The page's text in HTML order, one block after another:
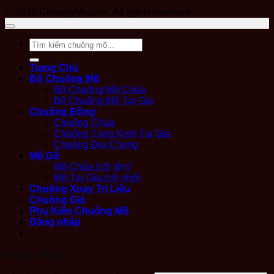
© 2026 ChuongMo.com. All rights reserved
Tìm
kiếm:
Trang Chủ
Bộ Chuông Mõ
Bộ Chuông Mõ Chùa
Bộ Chuông Mõ Tại Gia
Chuông Đồng
Chuông Chùa
Chuông Tụng Kinh Tại Gia
Chuông Địa Chung
Mõ Gỗ
Mõ Chùa (cỡ lớn)
Mõ Tại Gia (cỡ nhỏ)
Chuông Xoay Trị Liệu
Chuông Gió
Phụ Kiện Chuông Mõ
Đăng nhập